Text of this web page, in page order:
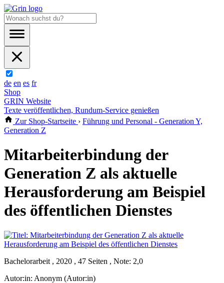
de en es fr
Shop
GRIN Website
Texte veröffentlichen, Rundum-Service genießen
Zur Shop-Startseite › Führung und Personal - Generation Y,
Generation Z
Mitarbeiterbindung der
Generation Z als aktuelle
Herausforderung am Beispiel
des öffentlichen Dienstes
Bachelorarbeit , 2020 , 47 Seiten , Note: 2,0
Autor:in: Anonym (Autor:in)